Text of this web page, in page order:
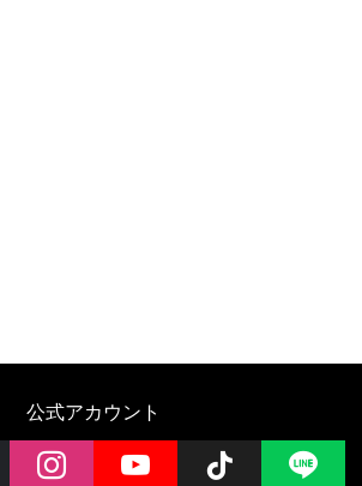
公式アカウント
instagramYouTube Follow